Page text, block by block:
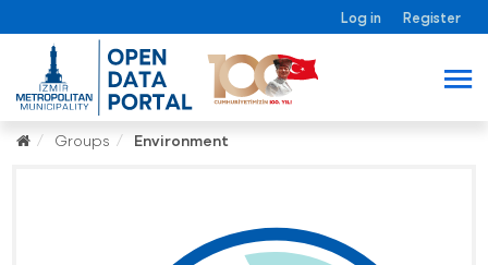
Log in Register
Groups Environment